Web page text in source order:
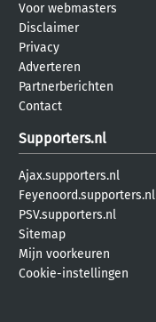
Voor webmasters
Disclaimer
Privacy
Adverteren
Partnerberichten
Contact
Supporters.nl
Ajax.supporters.nl
Feyenoord.supporters.nl
PSV.supporters.nl
Sitemap
Mijn voorkeuren
Cookie-instellingen